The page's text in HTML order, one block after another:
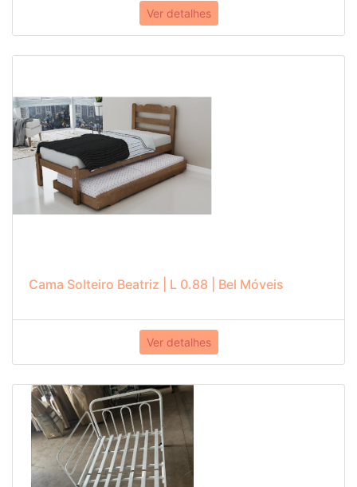
Ver detalhes
Cama Solteiro Beatriz | L 0.88 | Bel Móveis
Ver detalhes